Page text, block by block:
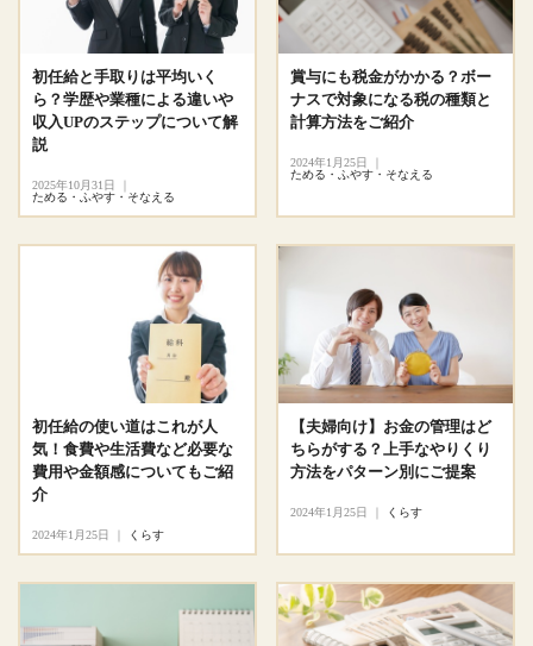
初任給と手取りは平均いく
ら？学歴や業種による違いや
収入UPのステップについて解
説
2025年10月31日
ためる・ふやす・そなえる
賞与にも税金がかかる？ボー
ナスで対象になる税の種類と
計算方法をご紹介
2024年1月25日
ためる・ふやす・そなえる
初任給の使い道はこれが人
気！食費や生活費など必要な
費用や金額感についてもご紹
介
2024年1月25日 くらす
【夫婦向け】お金の管理はど
ちらがする？上手なやりくり
方法をパターン別にご提案
2024年1月25日 くらす